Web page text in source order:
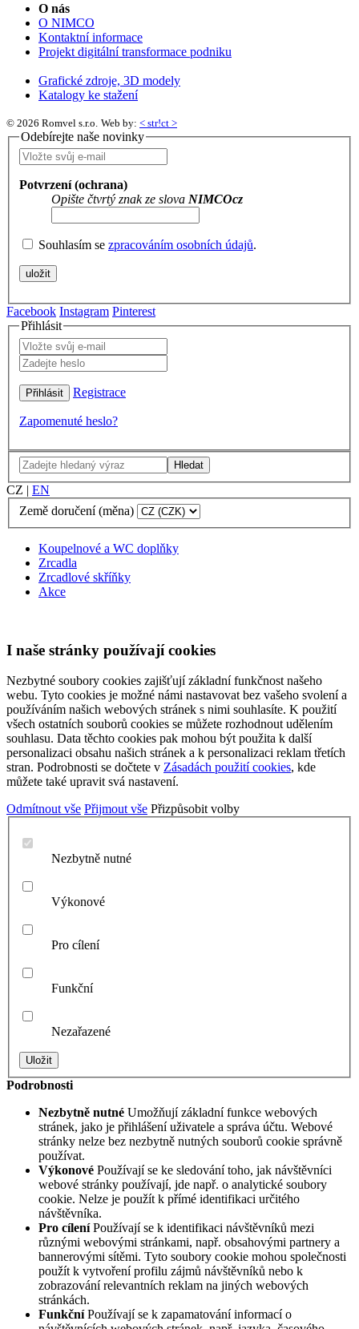
O nás
O NIMCO
Kontaktní informace
Projekt digitální transformace podniku
Grafické zdroje, 3D modely
Katalogy ke stažení
© 2026 Romvel s.r.o. Web by: < str!ct >
Odebírejte naše novinky
Potvrzení (ochrana)
Opište čtvrtý znak ze slova NIMCOcz
Souhlasím se zpracováním osobních údajů.
Facebook Instagram Pinterest
Přihlásit
Registrace
Zapomenuté heslo?
Hledat
CZ | EN
Země doručení (měna)
Koupelnové a WC doplňky
Zrcadla
Zrcadlové skříňky
Akce
I naše stránky používají cookies
Nezbytné soubory cookies zajišťují základní funkčnost našeho
webu. Tyto cookies je možné námi nastavovat bez vašeho svolení a
používáním našich webových stránek s nimi souhlasíte. K použití
všech ostatních souborů cookies se můžete rozhodnout udělením
souhlasu. Data těchto cookies pak mohou být použita k další
personalizaci obsahu našich stránek a k personalizaci reklam třetích
stran. Podrobnosti se dočtete v Zásadách použití cookies, kde
můžete také upravit svá nastavení.
Odmítnout vše Přijmout vše Přizpůsobit volby
Nezbytně nutné
Výkonové
Pro cílení
Funkční
Nezařazené
Podrobnosti
Nezbytně nutné Umožňují základní funkce webových
stránek, jako je přihlášení uživatele a správa účtu. Webové
stránky nelze bez nezbytně nutných souborů cookie správně
používat.
Výkonové Používají se ke sledování toho, jak návštěvníci
webové stránky používají, jde např. o analytické soubory
cookie. Nelze je použít k přímé identifikaci určitého
návštěvníka.
Pro cíleníPoužívají se k identifikaci návštěvníků mezi
různými webovými stránkami, např. obsahovými partnery a
bannerovými sítěmi. Tyto soubory cookie mohou společnosti
použít k vytvoření profilu zájmů návštěvníků nebo k
zobrazování relevantních reklam na jiných webových
stránkách.
FunkčníPoužívají se k zapamatování informací o